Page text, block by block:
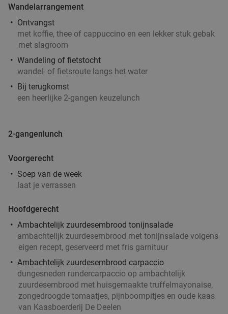
Wandelarrangement
Ontvangst
met koffie, thee of cappuccino en een lekker stuk gebak
met slagroom
Wandeling of fietstocht
wandel- of fietsroute langs het water
Bij terugkomst
een heerlijke 2-gangen keuzelunch
2-gangenlunch
Voorgerecht
Soep van de week
laat je verrassen
Hoofdgerecht
Ambachtelijk zuurdesembrood tonijnsalade
ambachtelijk zuurdesembrood met tonijnsalade volgens
eigen recept, geserveerd met fris garnituur
Ambachtelijk zuurdesembrood carpaccio
dungesneden rundercarpaccio op ambachtelijk
zuurdesembrood met huisgemaakte truffelmayonaise,
zongedroogde tomaatjes, pijnboompitjes en oude kaas
van Kaasboerderij De Deelen